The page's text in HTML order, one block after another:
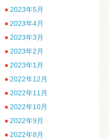
2023年5月
2023年4月
2023年3月
2023年2月
2023年1月
2022年12月
2022年11月
2022年10月
2022年9月
2022年8月